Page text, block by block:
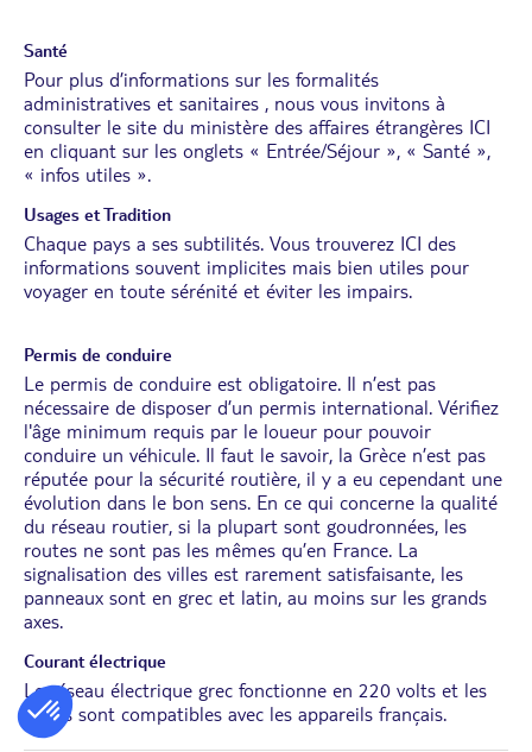
Santé
Pour plus d’informations sur les formalités
administratives et sanitaires , nous vous invitons à
consulter le site du ministère des affaires étrangères ICI
en cliquant sur les onglets « Entrée/Séjour », « Santé »,
« infos utiles ».
Usages et Tradition
Chaque pays a ses subtilités. Vous trouverez ICI des
informations souvent implicites mais bien utiles pour
voyager en toute sérénité et éviter les impairs.
Permis de conduire
Le permis de conduire est obligatoire. Il n’est pas
nécessaire de disposer d’un permis international. Vérifiez
l'âge minimum requis par le loueur pour pouvoir
conduire un véhicule. Il faut le savoir, la Grèce n’est pas
réputée pour la sécurité routière, il y a eu cependant une
évolution dans le bon sens. En ce qui concerne la qualité
du réseau routier, si la plupart sont goudronnées, les
routes ne sont pas les mêmes qu’en France. La
signalisation des villes est rarement satisfaisante, les
panneaux sont en grec et latin, au moins sur les grands
axes.
Courant électrique
Le réseau électrique grec fonctionne en 220 volts et les
prises sont compatibles avec les appareils français.